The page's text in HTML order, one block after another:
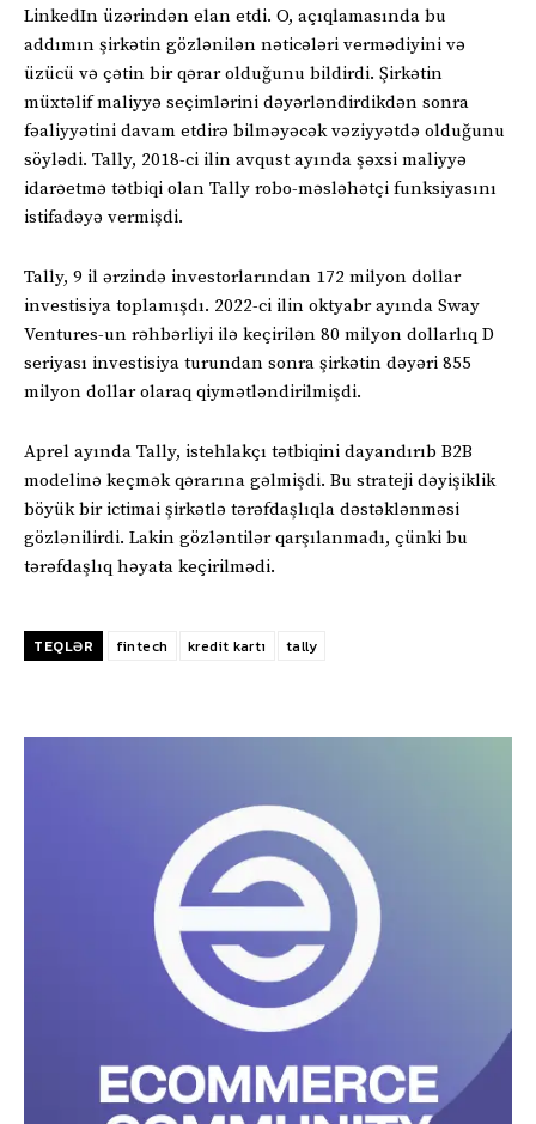
LinkedIn üzərindən elan etdi. O, açıqlamasında bu
addımın şirkətin gözlənilən nəticələri vermədiyini və
üzücü və çətin bir qərar olduğunu bildirdi. Şirkətin
müxtəlif maliyyə seçimlərini dəyərləndirdikdən sonra
fəaliyyətini davam etdirə bilməyəcək vəziyyətdə olduğunu
söylədi. Tally, 2018-ci ilin avqust ayında şəxsi maliyyə
idarəetmə tətbiqi olan Tally robo-məsləhətçi funksiyasını
istifadəyə vermişdi.
Tally, 9 il ərzində investorlarından 172 milyon dollar
investisiya toplamışdı. 2022-ci ilin oktyabr ayında Sway
Ventures-un rəhbərliyi ilə keçirilən 80 milyon dollarlıq D
seriyası investisiya turundan sonra şirkətin dəyəri 855
milyon dollar olaraq qiymətləndirilmişdi.
Aprel ayında Tally, istehlakçı tətbiqini dayandırıb B2B
modelinə keçmək qərarına gəlmişdi. Bu strateji dəyişiklik
böyük bir ictimai şirkətlə tərəfdaşlıqla dəstəklənməsi
gözlənilirdi. Lakin gözləntilər qarşılanmadı, çünki bu
tərəfdaşlıq həyata keçirilmədi.
TEQLƏR fintech kredit kartı tally